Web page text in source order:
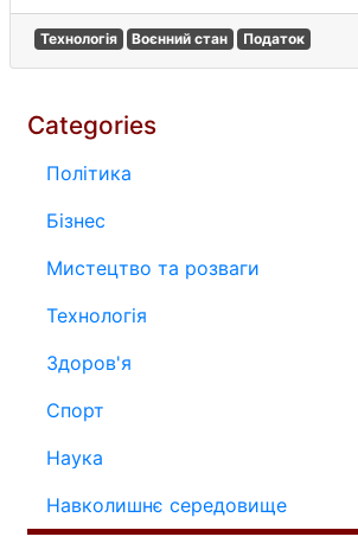
Технологія Воєнний стан Податок
Categories
Політика
Бізнес
Мистецтво та розваги
Технологія
Здоров'я
Спорт
Наука
Навколишнє середовище